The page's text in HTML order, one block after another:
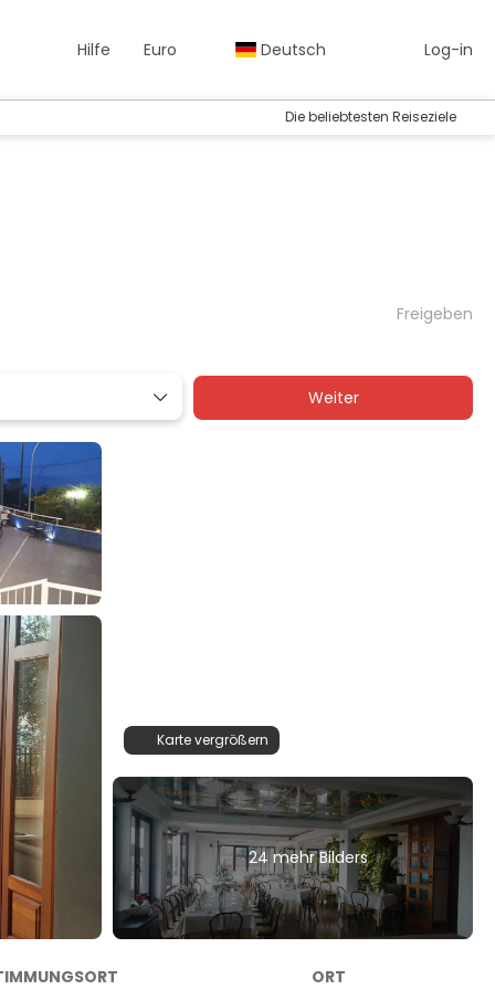
Hilfe Euro Deutsch Log-in
Die beliebtesten Reiseziele
Freigeben
Weiter
Karte vergrößern
24 mehr Bilders
ORT